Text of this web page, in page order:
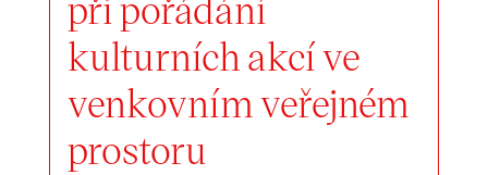
kulturních akcí ve
venkovním veřejném
prostoru